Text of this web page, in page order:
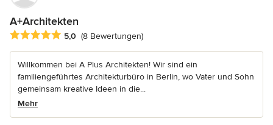
A+Architekten
Durchschnittliche Bewertung: 5 von 5 Sternen
5,0 (8 Bewertungen)
Willkommen bei A Plus Architekten! Wir sind ein
familiengeführtes Architekturbüro in Berlin, wo Vater und Sohn
gemeinsam kreative Ideen in die...
Mehr